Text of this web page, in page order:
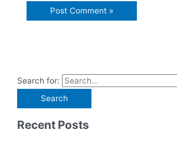
Search for:
Recent Posts